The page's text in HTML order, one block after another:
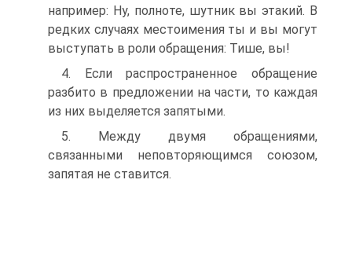
например: Ну, полноте, шутник вы этакий. В
редких случаях местоимения ты и вы могут
выступать в роли обращения: Тише, вы!
4. Если распространенное обращение
разбито в предложении на части, то каждая
из них выделяется запятыми.
5. Между двумя обращениями,
связанными неповторяющимся союзом,
запятая не ставится.